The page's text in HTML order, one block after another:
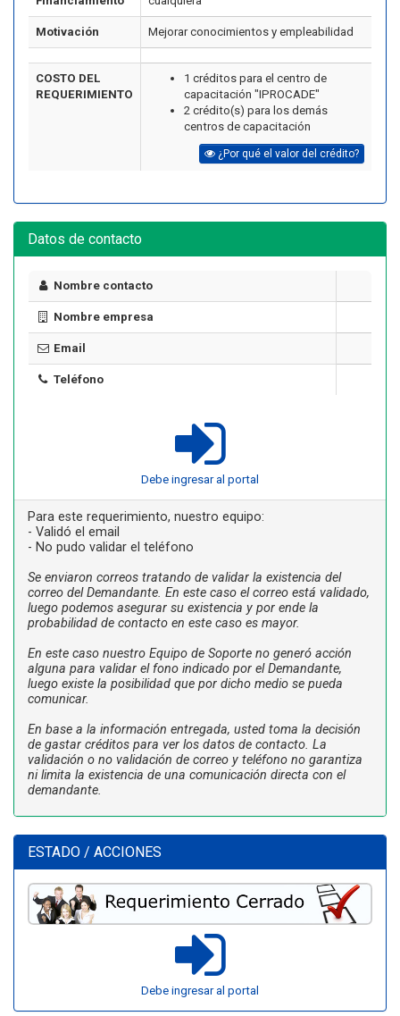
Motivación Mejorar conocimientos y empleabilidad
COSTO DEL
REQUERIMIENTO
1 créditos para el centro de
capacitación "IPROCADE"
2 crédito(s) para los demás
centros de capacitación
¿Por qué el valor del crédito?
Datos de contacto
Nombre contacto
Nombre empresa
Email
Teléfono
Debe ingresar al portal
Para este requerimiento, nuestro equipo:
- Validó el email
- No pudo validar el teléfono
Se enviaron correos tratando de validar la existencia del
correo del Demandante. En este caso el correo está validado,
luego podemos asegurar su existencia y por ende la
probabilidad de contacto en este caso es mayor.
En este caso nuestro Equipo de Soporte no generó acción
alguna para validar el fono indicado por el Demandante,
luego existe la posibilidad que por dicho medio se pueda
comunicar.
En base a la información entregada, usted toma la decisión
de gastar créditos para ver los datos de contacto. La
validación o no validación de correo y teléfono no garantiza
ni limita la existencia de una comunicación directa con el
demandante.
ESTADO / ACCIONES
Debe ingresar al portal